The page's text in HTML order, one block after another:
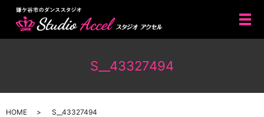
メ
S__43327494
HOME S__43327494